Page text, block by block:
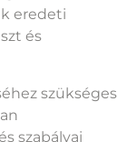
eredeti
és
szükséges